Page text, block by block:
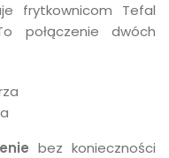
frytkownicom Tefal
połączenie dwóch
bez konieczności